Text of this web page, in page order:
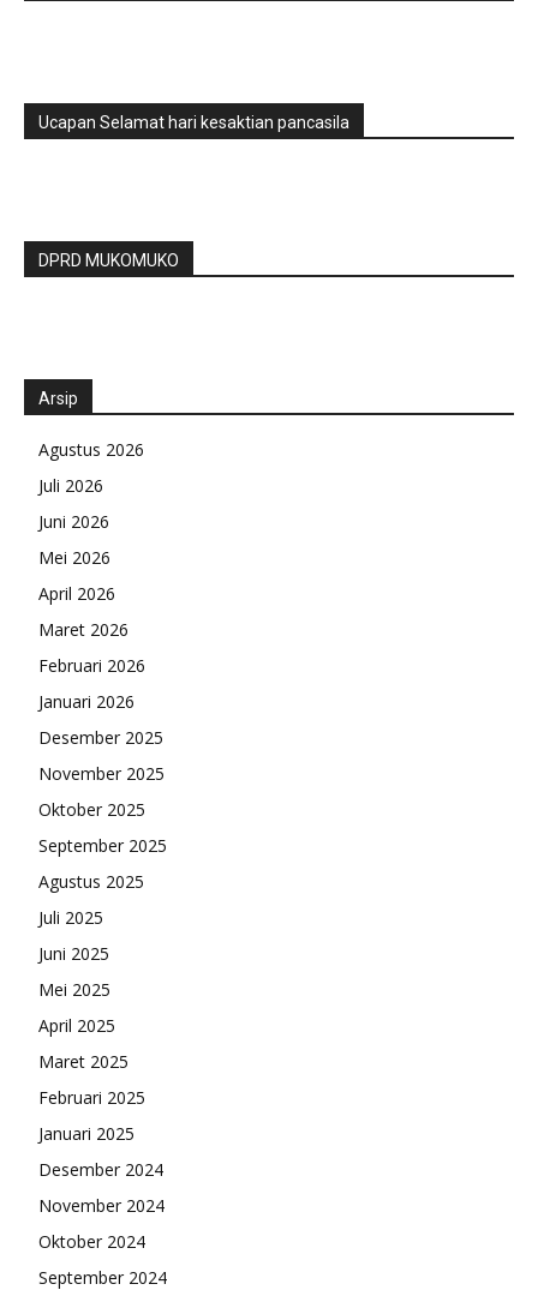
Ucapan Selamat hari kesaktian pancasila
DPRD MUKOMUKO
Arsip
Agustus 2026
Juli 2026
Juni 2026
Mei 2026
April 2026
Maret 2026
Februari 2026
Januari 2026
Desember 2025
November 2025
Oktober 2025
September 2025
Agustus 2025
Juli 2025
Juni 2025
Mei 2025
April 2025
Maret 2025
Februari 2025
Januari 2025
Desember 2024
November 2024
Oktober 2024
September 2024